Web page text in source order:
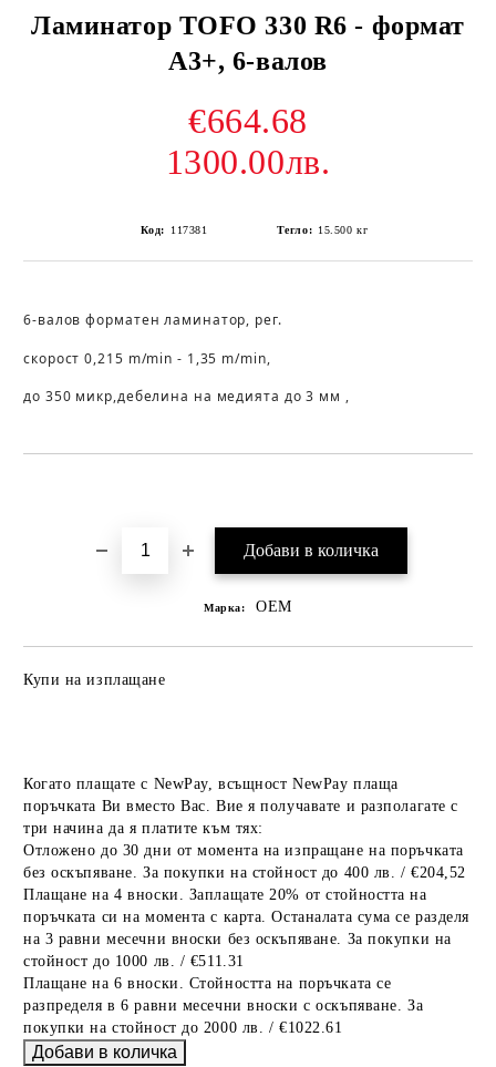
Ламинатор TOFO 330 R6 - формат
А3+, 6-валов
€664.68
1300.00лв.
Код: 117381 Тегло: 15.500 кг
6-валов форматен ламинатор, рег.
скорост 0,215 m/min - 1,35 m/min,
до 350 микр,дебелина на медията до 3 мм ,
Марка: OEM
Купи на изплащане
Когато плащате с NewPay, всъщност NewPay плаща
поръчката Ви вместо Вас. Вие я получавате и разполагате с
три начина да я платите към тях:
Отложено до 30 дни от момента на изпращане на поръчката
без оскъпяване. За покупки на стойност до 400 лв. / €204,52
Плащане на 4 вноски. Заплащате 20% от стойността на
поръчката си на момента с карта. Останалата сума се разделя
на 3 равни месечни вноски без оскъпяване. За покупки на
стойност до 1000 лв. / €511.31
Плащане на 6 вноски. Стойността на поръчката се
разпределя в 6 равни месечни вноски с оскъпяване. За
покупки на стойност до 2000 лв. / €1022.61